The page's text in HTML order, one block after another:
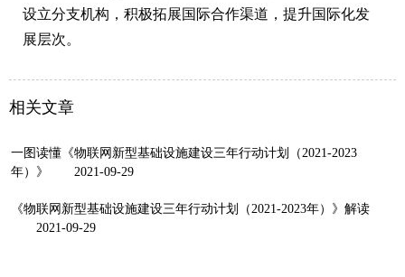
设立分支机构，积极拓展国际合作渠道，提升国际化发
展层次。
相关文章
一图读懂《物联网新型基础设施建设三年行动计划（2021-2023
年）》
2021-09-29
《物联网新型基础设施建设三年行动计划（2021-2023年）》解读
2021-09-29